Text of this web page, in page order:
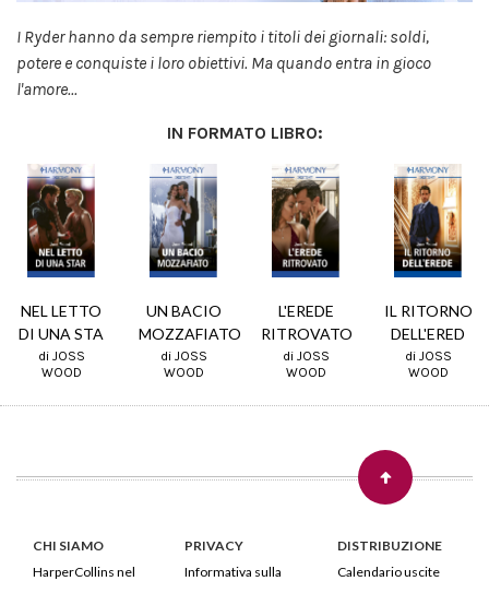
I Ryder hanno da sempre riempito i titoli dei giornali: soldi,
potere e conquiste i loro obiettivi. Ma quando entra in gioco
l'amore...
IN FORMATO LIBRO:
NEL LETTO
DI UNA STA
di JOSS
WOOD
UN BACIO
MOZZAFIATO
di JOSS
WOOD
L'EREDE
RITROVATO
di JOSS
WOOD
IL RITORNO
DELL'ERED
di JOSS
WOOD
CHI SIAMO
HarperCollins nel
PRIVACY
Informativa sulla
DISTRIBUZIONE
Calendario uscite